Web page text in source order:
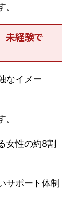
未経験で
なイメー
女性の約8割
サポート体制